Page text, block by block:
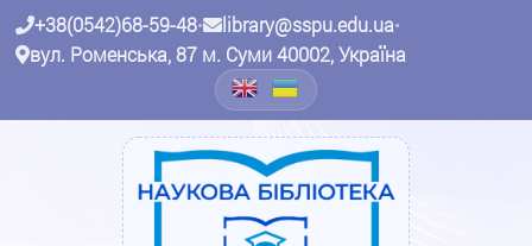
+38(0542)68-59-48• library@sspu.edu.ua•
вул. Роменська, 87 м. Суми 40002, Україна